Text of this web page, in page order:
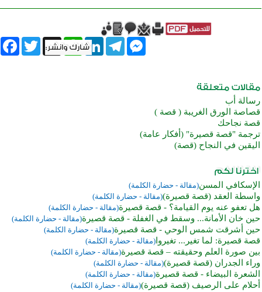
Twitter X
WhatsAppLinkedInTelegram
Messenger
رسالة أب
قصاصة الورق الغريبة ( قصة )
قصة نجاحك
ترجمة "قصة قصيرة" (أفكار عامة)
اليقين في النجاح (قصة)
الإسكافي المسن(مقالة - حضارة الكلمة)
واسطة العقد (قصة قصيرة)(مقالة - حضارة الكلمة)
هل تعفو عنه يوم القيامة؟ - قصة قصيرة(مقالة - حضارة الكلمة)
حين خان الأمانة... وسقط في الغفلة - قصة قصيرة(مقالة - حضارة الكلمة)
حين أشرقت شمس الوحي - قصة قصيرة(مقالة - حضارة الكلمة)
قصة قصيرة: لما تغير... تغيروا (مقالة - حضارة الكلمة)
بين صورة العلم وحقيقته – قصة قصيرة(مقالة - حضارة الكلمة)
وراء الجدران (قصة قصيرة)(مقالة - حضارة الكلمة)
الشعرة البيضاء - قصة قصيرة(مقالة - حضارة الكلمة)
أحلام على الرصيف (قصة قصيرة)(مقالة - حضارة الكلمة)